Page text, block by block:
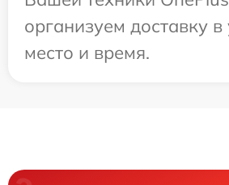
организуем доставку
место и время.